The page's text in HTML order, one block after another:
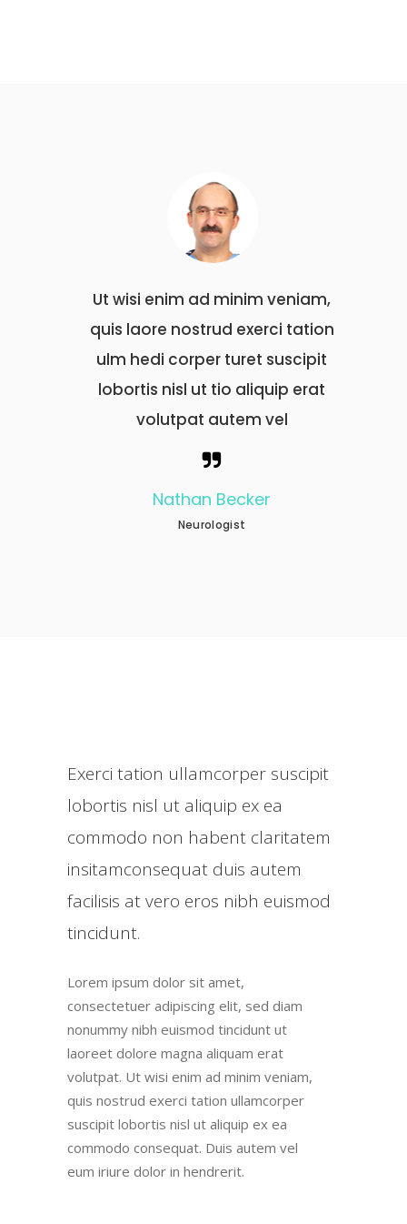
Ut wisi enim ad minim veniam,
quis laore nostrud exerci tation
ulm hedi corper turet suscipit
lobortis nisl ut tio aliquip erat
volutpat autem vel
Nathan Becker
Neurologist
Exerci tation ullamcorper suscipit
lobortis nisl ut aliquip ex ea
commodo non habent claritatem
insitamconsequat duis autem
facilisis at vero eros nibh euismod
tincidunt.
Lorem ipsum dolor sit amet,
consectetuer adipiscing elit, sed diam
nonummy nibh euismod tincidunt ut
laoreet dolore magna aliquam erat
volutpat. Ut wisi enim ad minim veniam,
quis nostrud exerci tation ullamcorper
suscipit lobortis nisl ut aliquip ex ea
commodo consequat. Duis autem vel
eum iriure dolor in hendrerit.